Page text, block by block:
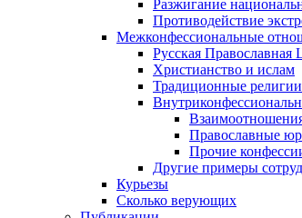
Разжигание
Противодействие
Межконфессиональные
Русская Православная
Христианство и ислам
Традиционные
Православные
Прочие
Другие примеры
Курьезы
Сколько верующих